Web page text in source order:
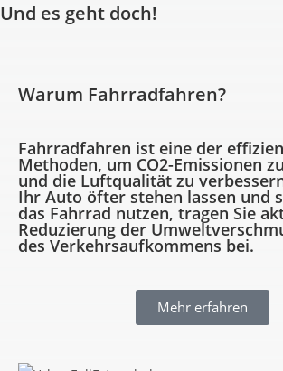
Und es geht doch!
Warum Fahrradfahren?
Fahrradfahren ist eine der
Methoden, um CO2-Emissionen
und die Luftqualität zu
Ihr Auto öfter stehen lassen und
das Fahrrad nutzen, tragen Sie
Reduzierung der
des Verkehrsaufkommens bei.
Mehr erfahren